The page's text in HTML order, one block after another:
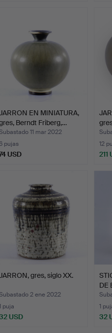
EN MINIATURA,
Berndt Friberg,…
11 mar 2022
pujas
USD
12
211
gres, siglo XX.
2 ene 2022
puja
USD
DE
1
32